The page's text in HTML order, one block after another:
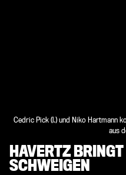
Cedric Pick (l.) und Niko Hartmann
aus
HAVERTZ
SCHWEIGEN